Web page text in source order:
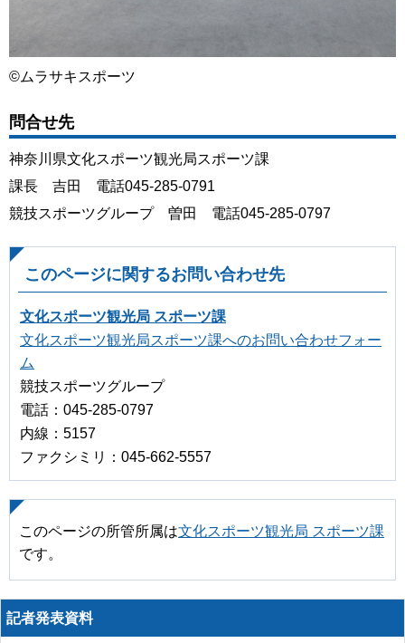
©ムラサキスポーツ
問合せ先
神奈川県文化スポーツ観光局スポーツ課
課長 吉田 電話045-285-0791
競技スポーツグループ 曽田 電話045-285-0797
このページに関するお問い合わせ先
文化スポーツ観光局 スポーツ課
文化スポーツ観光局スポーツ課へのお問い合わせフォー
ム
競技スポーツグループ
電話：045-285-0797
内線：5157
ファクシミリ：045-662-5557
このページの所管所属は文化スポーツ観光局 スポーツ課
です。
記者発表資料